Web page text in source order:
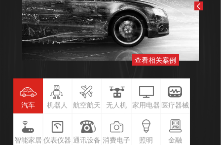
查看相关案例
汽车 机器人 航空航天 无人机 家用电器 医疗器械
智能家居 仪表仪器 通讯设备 消费电子 照明 金融